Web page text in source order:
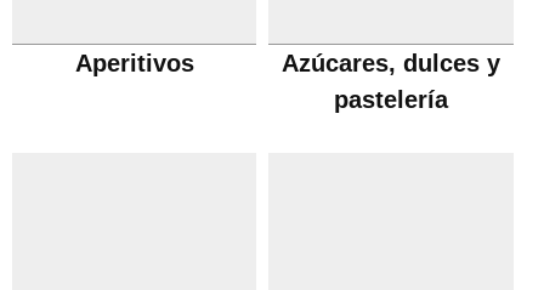
Aperitivos
Azúcares, dulces y
pastelería